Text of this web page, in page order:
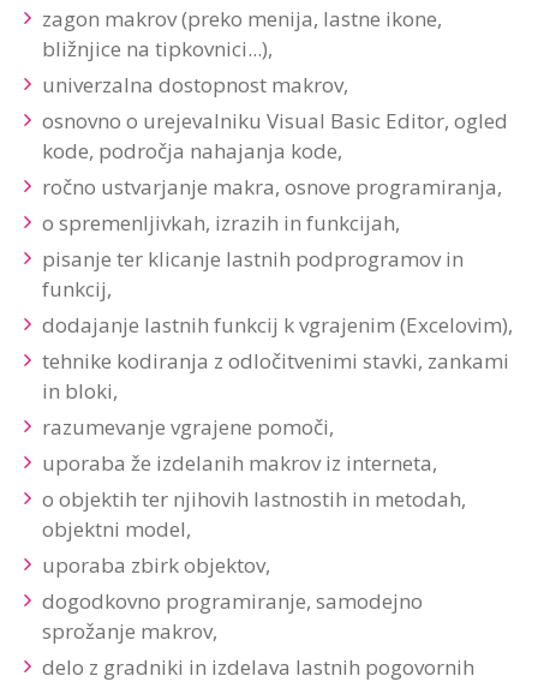
zagon makrov (preko menija, lastne ikone,
bližnjice na tipkovnici...),
univerzalna dostopnost makrov,
osnovno o urejevalniku Visual Basic Editor, ogled
kode, področja nahajanja kode,
ročno ustvarjanje makra, osnove programiranja,
o spremenljivkah, izrazih in funkcijah,
pisanje ter klicanje lastnih podprogramov in
funkcij,
dodajanje lastnih funkcij k vgrajenim (Excelovim),
tehnike kodiranja z odločitvenimi stavki, zankami
in bloki,
razumevanje vgrajene pomoči,
uporaba že izdelanih makrov iz interneta,
o objektih ter njihovih lastnostih in metodah,
objektni model,
uporaba zbirk objektov,
dogodkovno programiranje, samodejno
sprožanje makrov,
delo z gradniki in izdelava lastnih pogovornih